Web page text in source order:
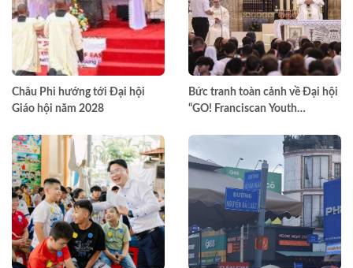
Châu Phi hướng tới Đại hội
Giáo hội năm 2028
Bức tranh toàn cảnh về Đại hội
“GO! Franciscan Youth